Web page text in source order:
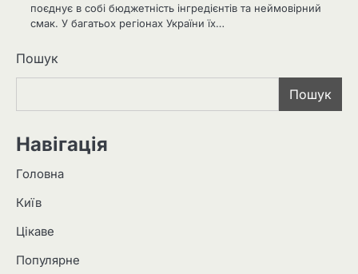
поєднує в собі бюджетність інгредієнтів та неймовірний
смак. У багатьох регіонах України їх…
Пошук
Пошук
Навігація
Головна
Київ
Цікаве
Популярне